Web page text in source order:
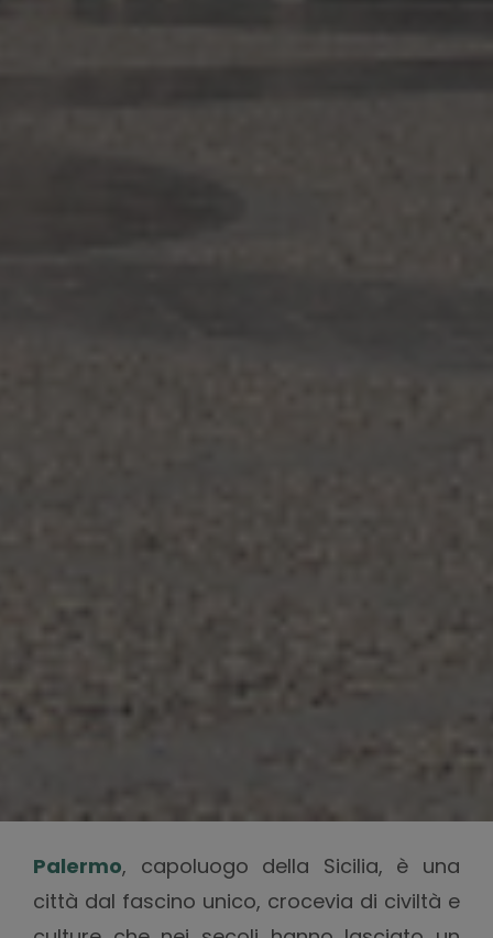
Palermo, capoluogo della Sicilia, è una
città dal fascino unico, crocevia di civiltà e